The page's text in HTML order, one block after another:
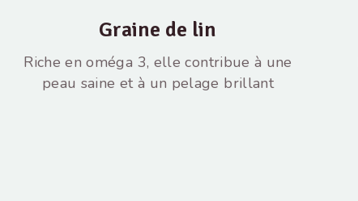
Graine de lin
Riche en oméga 3, elle contribue à une
peau saine et à un pelage brillant